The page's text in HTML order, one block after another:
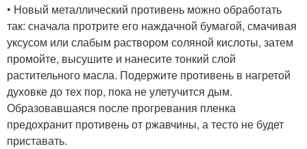
• Новый металлический противень можно обработать
так: сначала протрите его наждачной бумагой, смачивая
уксусом или слабым раствором соляной кислоты, затем
промойте, высушите и нанесите тонкий слой
растительного масла. Подержите противень в нагретой
духовке до тех пор, пока не улетучится дым.
Образовавшаяся после прогревания пленка
предохранит противень от ржавчины, а тесто не будет
приставать.